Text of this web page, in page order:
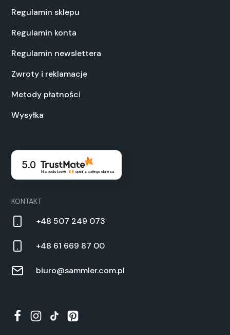
Regulamin sklepu
Regulamin konta
Regulamin newslettera
Zwroty i reklamacje
Metody płatności
Wysyłka
5.0
Na podstawie 88 opinii z całego okresu
KONTAKT
+48 507 249 073
+48 61 669 87 00
biuro@sammler.com.pl